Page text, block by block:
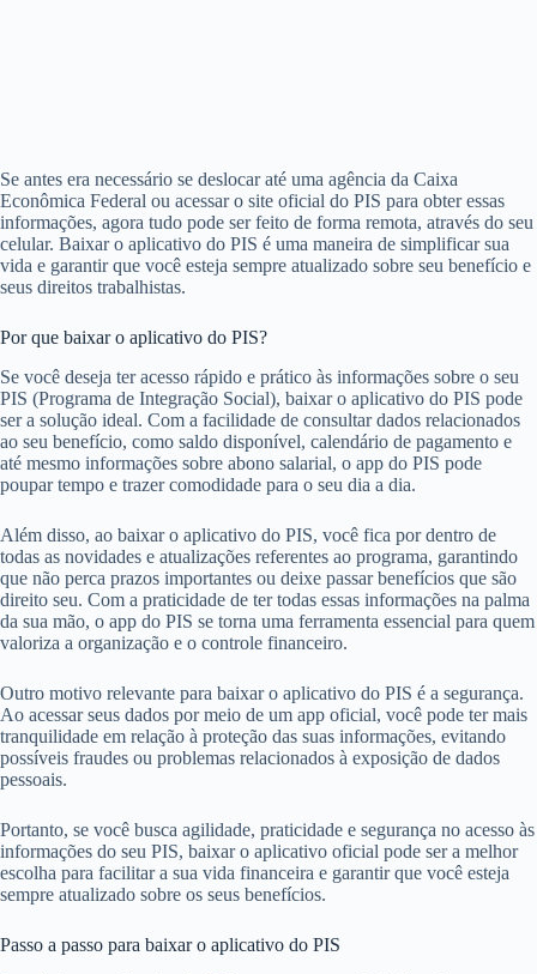
Se antes era necessário se deslocar até uma agência da Caixa
Econômica Federal ou acessar o site oficial do PIS para obter essas
informações, agora tudo pode ser feito de forma remota, através do seu
celular. Baixar o aplicativo do PIS é uma maneira de simplificar sua
vida e garantir que você esteja sempre atualizado sobre seu benefício e
seus direitos trabalhistas.
Por que baixar o aplicativo do PIS?
Se você deseja ter acesso rápido e prático às informações sobre o seu
PIS (Programa de Integração Social), baixar o aplicativo do PIS pode
ser a solução ideal. Com a facilidade de consultar dados relacionados
ao seu benefício, como saldo disponível, calendário de pagamento e
até mesmo informações sobre abono salarial, o app do PIS pode
poupar tempo e trazer comodidade para o seu dia a dia.
Além disso, ao baixar o aplicativo do PIS, você fica por dentro de
todas as novidades e atualizações referentes ao programa, garantindo
que não perca prazos importantes ou deixe passar benefícios que são
direito seu. Com a praticidade de ter todas essas informações na palma
da sua mão, o app do PIS se torna uma ferramenta essencial para quem
valoriza a organização e o controle financeiro.
Outro motivo relevante para baixar o aplicativo do PIS é a segurança.
Ao acessar seus dados por meio de um app oficial, você pode ter mais
tranquilidade em relação à proteção das suas informações, evitando
possíveis fraudes ou problemas relacionados à exposição de dados
pessoais.
Portanto, se você busca agilidade, praticidade e segurança no acesso às
informações do seu PIS, baixar o aplicativo oficial pode ser a melhor
escolha para facilitar a sua vida financeira e garantir que você esteja
sempre atualizado sobre os seus benefícios.
Passo a passo para baixar o aplicativo do PIS